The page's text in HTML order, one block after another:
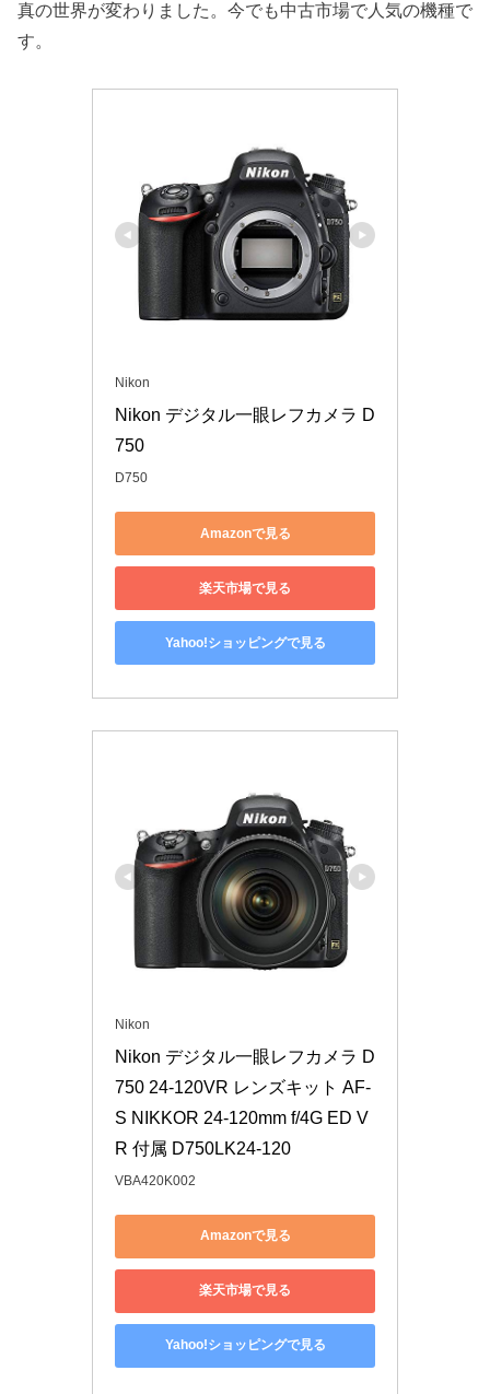
真の世界が変わりました。今でも中古市場で人気の機種で
す。
Nikon
Nikon デジタル一眼レフカメラ D
750
D750
Amazonで見る
楽天市場で見る
Yahoo!ショッピングで見る
Nikon
Nikon デジタル一眼レフカメラ D
750 24-120VR レンズキット AF-
S NIKKOR 24-120mm f/4G ED V
R 付属 D750LK24-120
VBA420K002
Amazonで見る
楽天市場で見る
Yahoo!ショッピングで見る